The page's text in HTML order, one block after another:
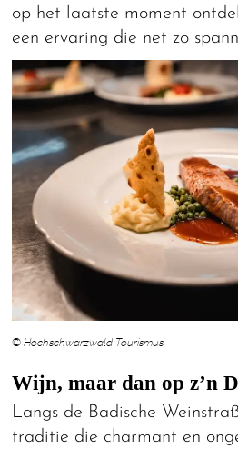
op het laatste moment
een ervaring die net zo
© Hochschwarzwald Tourismus
Wijn, maar dan op z’n
Langs de Badische
traditie die charmant en